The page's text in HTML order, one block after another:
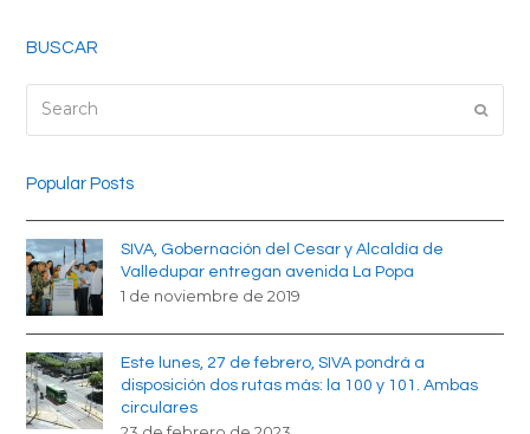
BUSCAR
Popular Posts
SIVA, Gobernación del Cesar y Alcaldía de
Valledupar entregan avenida La Popa
1 de noviembre de 2019
Este lunes, 27 de febrero, SIVA pondrá a
disposición dos rutas más: la 100 y 101. Ambas
circulares